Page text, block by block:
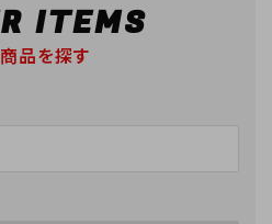
ITEMS
品を探す